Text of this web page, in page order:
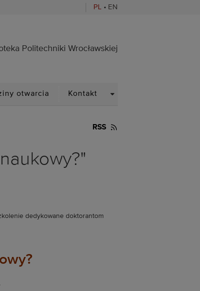
PL • EN
Politechniki Wrocławskiej
otwarcia Kontakt
RSS
dedykowane doktorantom